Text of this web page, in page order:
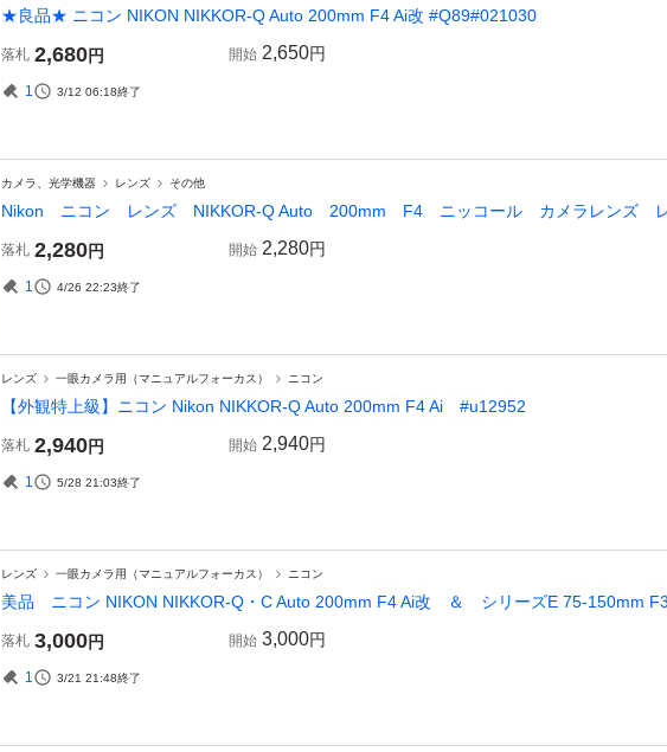
★良品★ ニコン NIKON NIKKOR-Q Auto 200mm F4 Ai改 #Q89#021030
落札 2,680円 開始 2,650円
1 3/12 06:18終了
カメラ、光学機器 レンズ その他
Nikon ニコン レンズ NIKKOR-Q Auto 200mm F4 ニッコール カメラレンズ レ
落札 2,280円 開始 2,280円
1 4/26 22:23終了
レンズ 一眼カメラ用（マニュアルフォーカス） ニコン
【外観特上級】ニコン Nikon NIKKOR-Q Auto 200mm F4 Ai #u12952
落札 2,940円 開始 2,940円
1 5/28 21:03終了
レンズ 一眼カメラ用（マニュアルフォーカス） ニコン
美品 ニコン NIKON NIKKOR-Q・C Auto 200mm F4 Ai改 ＆ シリーズE 75-150mm
落札 3,000円 開始 3,000円
1 3/21 21:48終了